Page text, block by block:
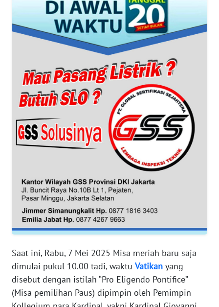
Saat ini, Rabu, 7 Mei 2025 Misa meriah baru saja
dimulai pukul 10.00 tadi, waktu Vatikan yang
disebut dengan istilah “Pro Eligendo Pontifice”
(Misa pemilihan Paus) dipimpin oleh Pemimpin
WN
WN
JABAR
WN
BANTEN
WN
WN
KEPRI
WN
PAPUA
WN
PAPUA